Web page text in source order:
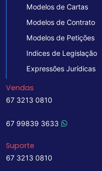
Modelos de Cartas
Modelos de Contrato
Modelos de Petições
Indices de Legislação
Expressões Jurídicas
Vendas
67 3213 0810
67 99839 3633
Suporte
67 3213 0810